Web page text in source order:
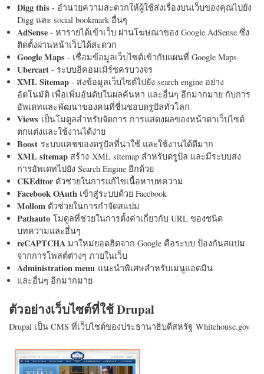
Digg this - อำนวยความสะดวกให้ผู้ใช้ส่งเรื่องบนเว็บของคุณไปยัง
Digg และ social bookmark อื่นๆ
AdSense - หารายได้เข้าเว็บ ผ่านโฆษณาของ Google AdSense ซึ่ง
ติดตั้งผ่านหน้าเว็บได้สะดวก
Google Maps - เชื่อมข้อมูลเว็บไซต์เข้ากับแผนที่ Google Maps
Ubercart - ระบบอีคอมเมิร์ซครบวงจร
XML Sitemap - ส่งข้อมูลเว็บไซต์ไปยัง search engine อย่าง
อัตโนมัติ เพื่อเพิ่มอันดับในผลค้นหา และอื่นๆ อีกมากมาย กับการ
อัพเดทและพัฒนาของคนที่ชื่นชอบดรูปัลทั่วโลก
Views เป็นโมดูลสำหรับจัดการ การแสดงผลของหน้าตาเว็บไซต์
ตกแต่งและใช้งานได้ง่าย
Boost ระบบแคชของดรูปัลที่น่าใช้ และใช้งานได้ดีมาก
XML sitemap สร้าง XML sitemap สำหรับดรูปัล และมีระบบส่ง
การอัพเดทไปยัง Search Engine อีกด้วย
CKEditorตัวช่วยในการแก้ไขเนื้อหาบทความ
Facebook OAuth เข้าสู่ระบบด้วย Facebook
Mollom ตัวช่วยในการกำจัดสแปม
Pathauto โมดูลที่ช่วยในการตั้งค่าเกี่ยวกับ URL ของชนิด
บทความและอื่นๆ
reCAPTCHA มาใหม่ยอดฮิตจาก Google คือระบบ ป้องกันสแปม
จากการโพสต์ต่างๆ ภายในเว็บ
Administration menu แนะนำพิเศษสำหรับเมนูแอดมิน
และอื่นๆ อีกมากมาย
ตัวอย่างเว็บไซต์ที่ใช้ Drupal
Drupal เป็น CMS ที่เว็บไซต์ของประธานาธิบดีสหรัฐ Whitehouse.gov